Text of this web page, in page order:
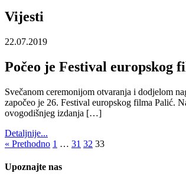
Vijesti
22.07.2019
Počeo je Festival europskog
Svečanom ceremonijom otvaranja i dodjelom
započeo je 26. Festival europskog filma Palić.
ovogodišnjeg izdanja […]
Detaljnije...
« Prethodno 1 … 31 32 33
Upoznajte nas